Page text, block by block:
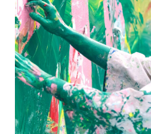
ト）」を、ライブ感あふれるオー
いただきます。共に『ゴ・エ・ミ
パティシエとシェフのコラボレ
この場所だけで味わえる、かけ
ください。